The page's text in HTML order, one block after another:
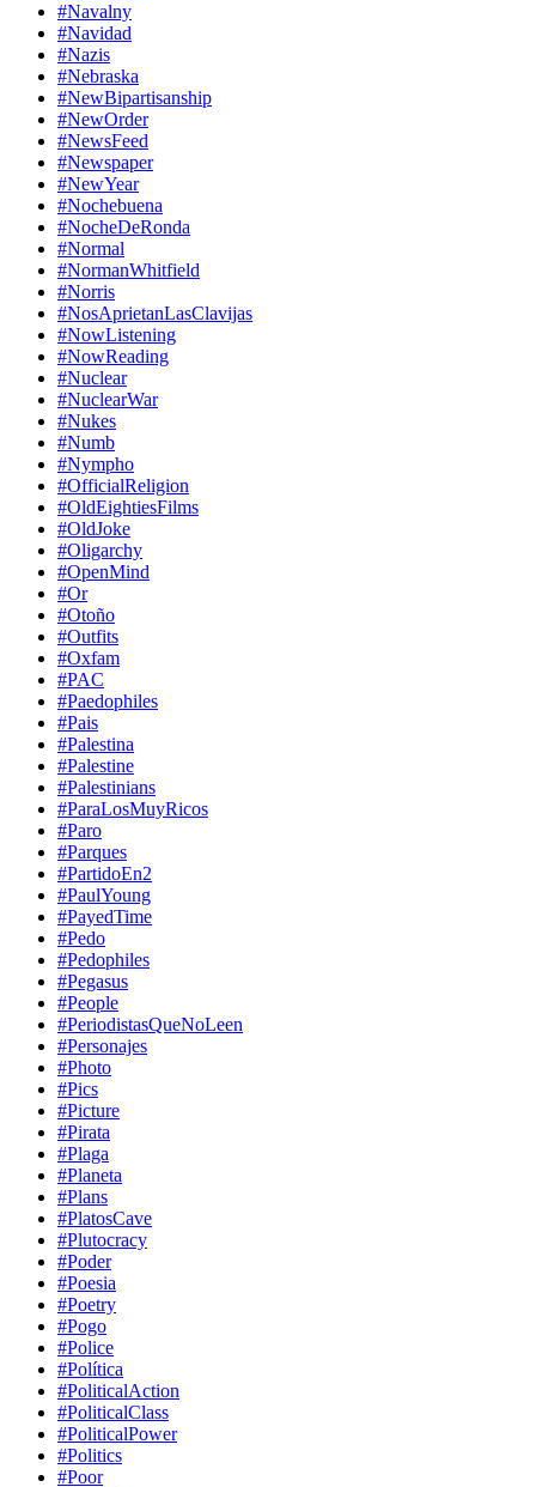
#Navalny
#Navidad
#Nazis
#Nebraska
#NewBipartisanship
#NewOrder
#NewsFeed
#Newspaper
#NewYear
#Nochebuena
#NocheDeRonda
#Normal
#NormanWhitfield
#Norris
#NosAprietanLasClavijas
#NowListening
#NowReading
#Nuclear
#NuclearWar
#Nukes
#Numb
#Nympho
#OfficialReligion
#OldEightiesFilms
#OldJoke
#Oligarchy
#OpenMind
#Or
#Otoño
#Outfits
#Oxfam
#PAC
#Paedophiles
#Pais
#Palestina
#Palestine
#Palestinians
#ParaLosMuyRicos
#Paro
#Parques
#PartidoEn2
#PaulYoung
#PayedTime
#Pedo
#Pedophiles
#Pegasus
#People
#PeriodistasQueNoLeen
#Personajes
#Photo
#Pics
#Picture
#Pirata
#Plaga
#Planeta
#Plans
#PlatosCave
#Plutocracy
#Poder
#Poesia
#Poetry
#Pogo
#Police
#Política
#PoliticalAction
#PoliticalClass
#PoliticalPower
#Politics
#Poor